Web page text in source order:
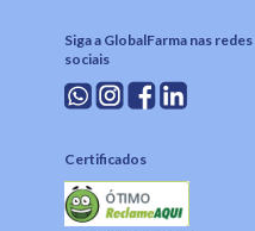
Siga a GlobalFarma nas redes
sociais
Certificados